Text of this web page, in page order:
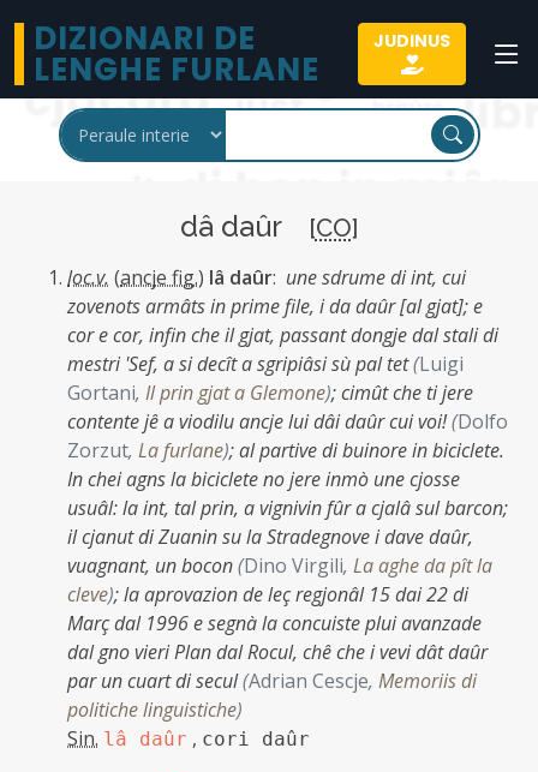
DIZIONARI DE
LENGHE FURLANE
JUDINUS
dâ daûr [CO]
loc.v. (ancje fig.) lâ daûr: une sdrume di int, cui
zovenots armâts in prime file, i da daûr [al gjat]; e
cor e cor, infin che il gjat, passant dongje dal stali di
mestri 'Sef, a si decît a sgripiâsi sù pal tet(Luigi
Gortani, Il prin gjat a Glemone);cimût che ti jere
contente jê a viodilu ancje lui dâi daûr cui voi!(Dolfo
Zorzut, La furlane);al partive di buinore in biciclete.
In chei agns la biciclete no jere inmò une cjosse
usuâl: la int, tal prin, a vignivin fûr a cjalâ sul barcon;
il cjanut di Zuanin su la Stradegnove i dave daûr,
vuagnant, un bocon(Dino Virgili, La aghe da pît la
cleve);la aprovazion de leç regjonâl 15 dai 22 di
Març dal 1996 e segnà la concuiste plui avanzade
dal gno vieri Plan dal Rocul, chê che i vevi dât daûr
par un cuart di secul(Adrian Cescje, Memoriis di
politiche linguistiche)
Sin. lâ daûr , cori daûr